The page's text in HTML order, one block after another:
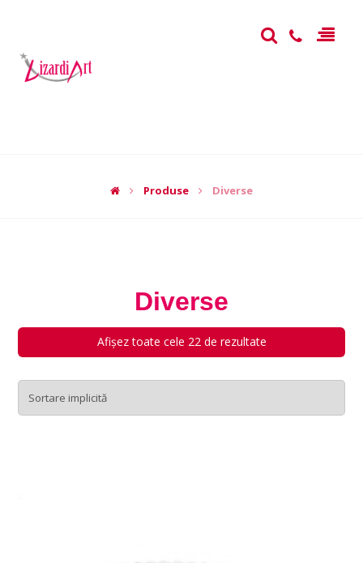
Produse Diverse
Diverse
Afișez toate cele 22 de rezultate